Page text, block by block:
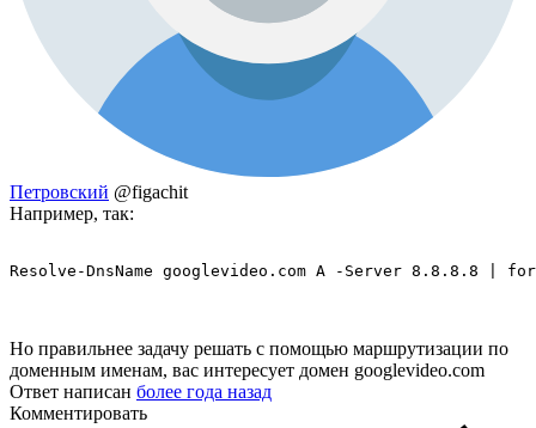
Петровский @figachit
Например, так:
Resolve-DnsName googlevideo.com A -Server 8.8.8.8 |
Но правильнее задачу решать с помощью маршрутизации по
доменным именам, вас интересует домен googlevideo.com
Ответ написан более года назад
Комментировать